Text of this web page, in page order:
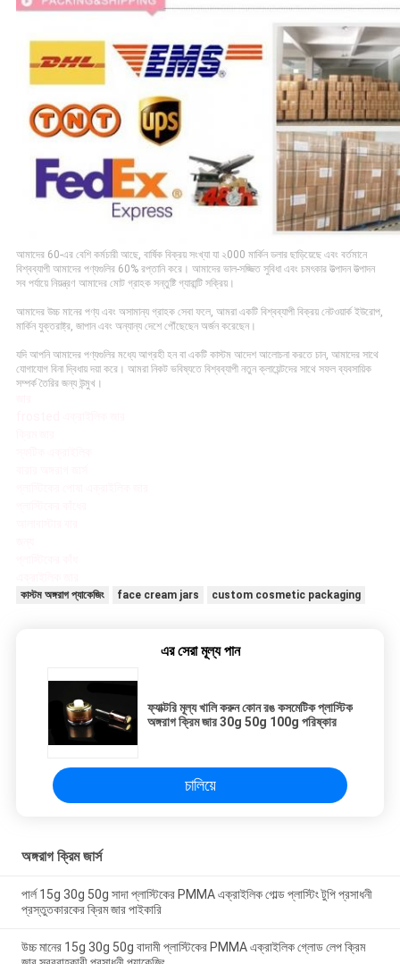
আমাদের 60-এর বেশি কর্মচারী আছে, বার্ষিক বিক্রয় সংখ্যা যা ২000 মার্কিন ডলার ছাড়িয়েছে এবং বর্তমানে
বিশ্বব্যাপী আমাদের পণ্যগুলির 60% রপ্তানি করে। আমাদের ভাল-সজ্জিত সুবিধা এবং চমৎকার উত্পাদন উত্পাদন
সব পর্যায়ে নিয়ন্ত্রণ আমাদের মোট গ্রাহক সন্তুষ্টি গ্যারান্টি সক্রিয়।
আমাদের উচ্চ মানের পণ্য এবং অসামান্য গ্রাহক সেবা ফলে, আমরা একটি বিশ্বব্যাপী বিক্রয় নেটওয়ার্ক ইউরোপ,
মার্কিন যুক্তরাষ্ট্র, জাপান এবং অন্যান্য দেশে পৌঁছেছেন অর্জন করেছেন।
যদি আপনি আমাদের পণ্যগুলির মধ্যে আগ্রহী হন বা একটি কাস্টম আদেশ আলোচনা করতে চান, আমাদের সাথে
যোগাযোগ বিনা দ্বিধায় দয়া করে। আমরা নিকট ভবিষ্যতে বিশ্বব্যাপী নতুন ক্লায়েন্টদের সাথে সফল ব্যবসায়িক
সম্পর্ক তৈরির জন্য উন্মুখ।
কাস্টম অঙ্গরাগ প্যাকেজিং face cream jars custom cosmetic packaging
এর সেরা মূল্য পান
ফ্যাক্টরি মূল্য খালি করুন কোন রঙ কসমেটিক প্লাস্টিক
অঙ্গরাগ ক্রিম জার 30g 50g 100g পরিষ্কার
চালিয়ে
অঙ্গরাগ ক্রিম জার্স
পার্ল 15g 30g 50g সাদা প্লাস্টিকের PMMA এক্রাইলিক গোল্ড প্লাস্টিং টুপি প্রসাধনী
প্রস্তুতকারকের ক্রিম জার পাইকারি
উচ্চ মানের 15g 30g 50g বাদামী প্লাস্টিকের PMMA এক্রাইলিক গ্লোড লেপ ক্রিম